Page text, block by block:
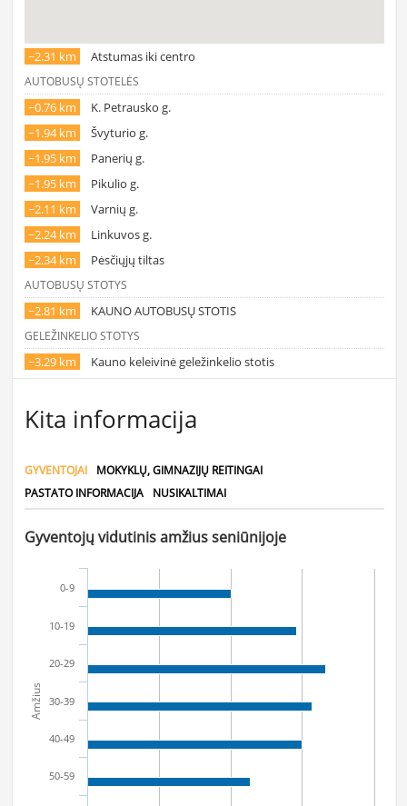
~2.31 km Atstumas iki centro
AUTOBUSŲ STOTELĖS
~0.76 km
K. Petrausko g.
~1.94 km
Švyturio g.
~1.95 km
Panerių g.
~1.95 km
Pikulio g.
~2.11 km
Varnių g.
~2.24 km
Linkuvos g.
~2.34 km
Pėsčiųjų tiltas
AUTOBUSŲ STOTYS
~2.81 km KAUNO AUTOBUSŲ STOTIS
GELEŽINKELIO STOTYS
~3.29 km Kauno keleivinė geležinkelio stotis
Kita informacija
GYVENTOJAI
MOKYKLŲ, GIMNAZIJŲ REITINGAI
PASTATO INFORMACIJA
NUSIKALTIMAI
Gyventojų vidutinis amžius seniūnijoje
Amžius
0-9
10-19
20-29
30-39
40-49
50-59